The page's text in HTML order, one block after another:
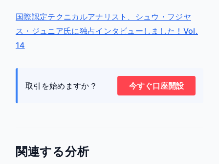
国際認定テクニカルアナリスト、シュウ・フジヤ
ス・ジュニア氏に独占インタビューしました！Vol.
14
取引を始めますか？ 今すぐ口座開設
関連する分析